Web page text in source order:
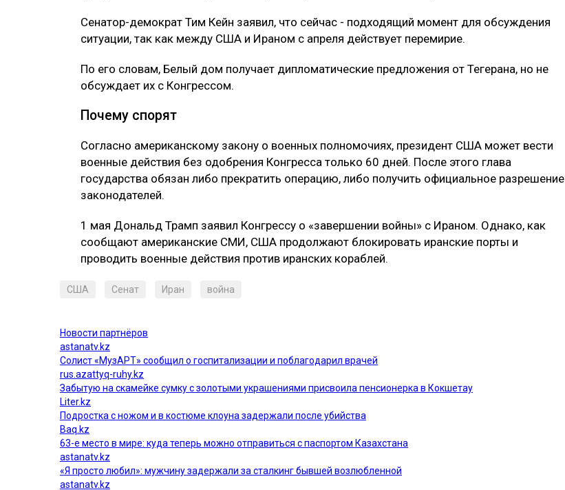
Сенатор-демократ Тим Кейн заявил, что сейчас - подходящий момент для обсуждения
ситуации, так как между США и Ираном с апреля действует перемирие.
По его словам, Белый дом получает дипломатические предложения от Тегерана, но не
обсуждает их с Конгрессом.
Почему спорят
Согласно американскому закону о военных полномочиях, президент США может вести
военные действия без одобрения Конгресса только 60 дней. После этого глава
государства обязан либо прекратить операцию, либо получить официальное разрешение
законодателей.
1 мая Дональд Трамп заявил Конгрессу о «завершении войны» с Ираном. Однако, как
сообщают американские СМИ, США продолжают блокировать иранские порты и
проводить военные действия против иранских кораблей.
США Сенат Иран война